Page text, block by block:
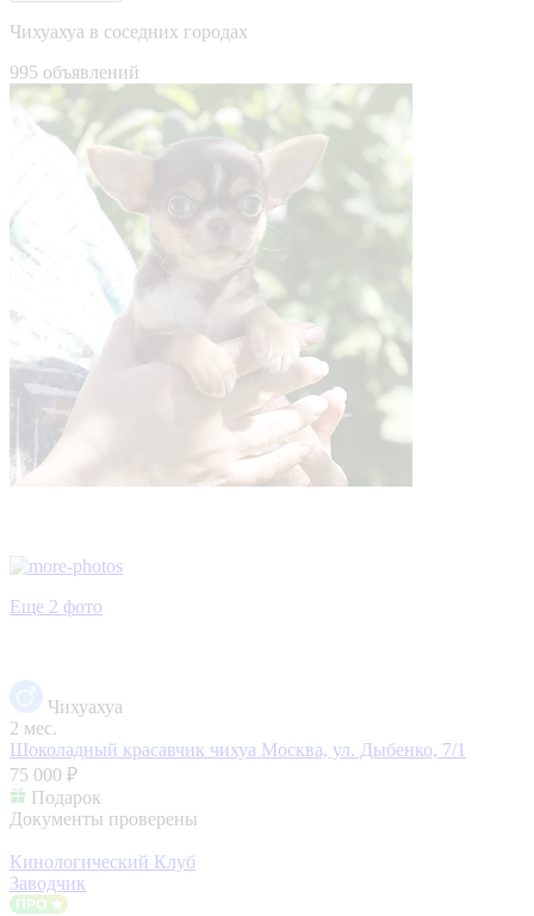
Чихуахуа в соседних городах
995 объявлений
Еще 2 фото
Чихуахуа
2 мес.
Шоколадный красавчик чихуа Москва, ул. Дыбенко, 7/1
75 000 ₽
Подарок
Документы проверены
Кинологический Клуб
Заводчик